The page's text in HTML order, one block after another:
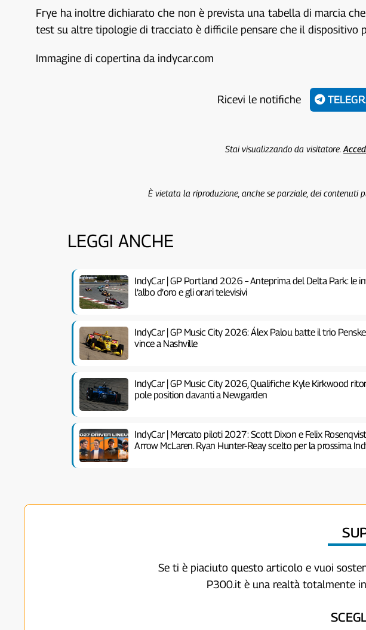
Frye ha inoltre dichiarato che non è prevista una tabella di marcia
test su altre tipologie di tracciato è difficile pensare che il dispositivo
Immagine di copertina da indycar.com
Ricevi le notifiche
Stai visualizzando da visitatore.
È vietata la riproduzione, anche se parziale, dei
LEGGI ANCHE
IndyCar | GP Portland 2026 – Anteprima del Delta Park: le
l’albo d’oro e gli orari televisivi
IndyCar | GP Music City 2026: Álex Palou batte il trio
vince a Nashville
IndyCar | GP Music City 2026, Qualifiche: Kyle Kirkwood
pole position davanti a Newgarden
IndyCar | Mercato piloti 2027: Scott Dixon e Felix
Arrow McLaren. Ryan Hunter-Reay scelto per la prossima
Se ti è piaciuto questo articolo e vuoi
P300.it è una realtà totalmente